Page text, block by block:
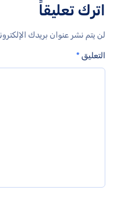
اترك تعليقاً
لن يتم نشر عنوان بريدك
التعليق*